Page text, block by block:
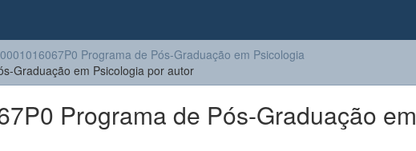
Programa de Pós-Graduação em Psicologia
Graduação em Psicologia por autor
Programa de Pós-Graduação em